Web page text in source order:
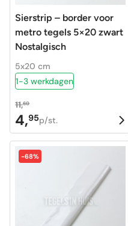
Sierstrip – border voor
metro tegels 5×20 zwart
Nostalgisch
5x20 cm
1-3 werkdagen
11,60
Oorspronkelijke
prijs
was:
11,60.
4,95
Huidige
prijs
is:
4,95.
p/st.
-68%